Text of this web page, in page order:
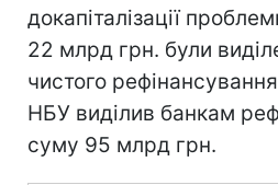
докапіталізації
22 млрд грн. були
чистого
НБУ виділив банкам
суму 95 млрд грн.